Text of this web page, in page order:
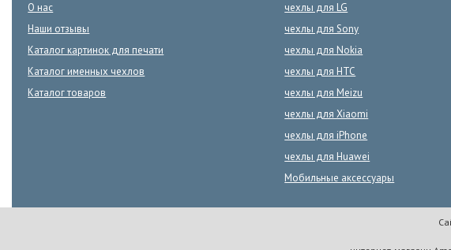
О нас
Наши отзывы
Каталог картинок для печати
Каталог именных чехлов
Каталог товаров
чехлы для LG
чехлы для Sony
чехлы для Nokia
чехлы для HTC
чехлы для Meizu
чехлы для Xiaomi
чехлы для iPhone
чехлы для Huawei
Мобильные аксессуары